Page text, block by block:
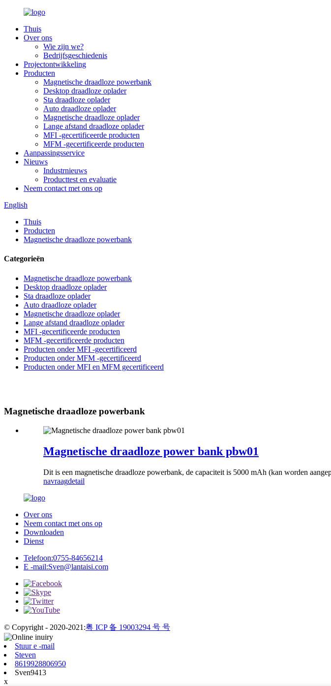
Thuis
Over ons
Wie zijn we?
Bedrijfsgeschiedenis
Projectontwikkeling
Producten
Magnetische draadloze powerbank
Desktop draadloze oplader
Sta draadloze oplader
Auto draadloze oplader
Magnetische draadloze oplader
Lange afstand draadloze oplader
MFI -gecertificeerde producten
MFM -gecertificeerde producten
Aanpassingsservice
Nieuws
Industrnieuws
Producttest en evaluatie
Neem contact met ons op
English
Thuis
Producten
Magnetische draadloze powerbank
Categorieën
Magnetische draadloze powerbank
Desktop draadloze oplader
Sta draadloze oplader
Auto draadloze oplader
Magnetische draadloze oplader
Lange afstand draadloze oplader
MFI -gecertificeerde producten
MFM -gecertificeerde producten
Producten onder MFI -gecertificeerd
Producten onder MFM -gecertificeerd
Producten onder MFI en MFM gecertificeerd
Magnetische draadloze powerbank
Magnetische draadloze power bank pbw01
Dit is een magnetische draadloze powerbank, de capaciteit is 5000 mAh (kan worden
navraagdetail
Over ons
Neem contact met ons op
Downloaden
Dienst
Telefoon:0755-84656214
E -mail:Sven@lantaisi.com
© Copyright - 2020-2021:粤 ICP 备 19003294 号 号
Stuur e -mail
Steven
8619928806950
Sven9413
x